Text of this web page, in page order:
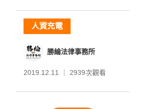
人資充電
勝綸法律事務所
2019.12.11 ｜ 2939次觀看